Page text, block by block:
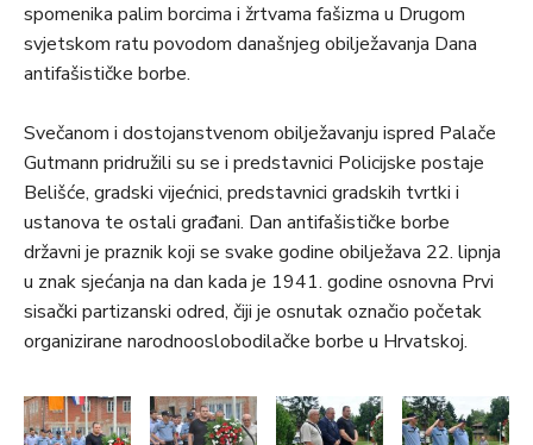
spomenika palim borcima i žrtvama fašizma u Drugom
svjetskom ratu povodom današnjeg obilježavanja Dana
antifašističke borbe.
Svečanom i dostojanstvenom obilježavanju ispred Palače
Gutmann pridružili su se i predstavnici Policijske postaje
Belišće, gradski vijećnici, predstavnici gradskih tvrtki i
ustanova te ostali građani. Dan antifašističke borbe
državni je praznik koji se svake godine obilježava 22. lipnja
u znak sjećanja na dan kada je 1941. godine osnovna Prvi
sisački partizanski odred, čiji je osnutak označio početak
organizirane narodnooslobodilačke borbe u Hrvatskoj.